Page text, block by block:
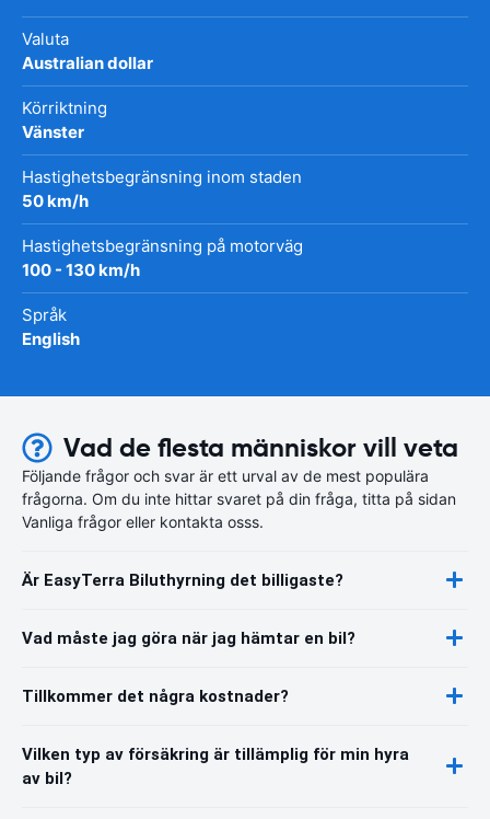
Valuta
Australian dollar
Körriktning
Vänster
Hastighetsbegränsning inom staden
50 km/h
Hastighetsbegränsning på motorväg
100 - 130 km/h
Språk
English
Vad de flesta människor vill veta
Följande frågor och svar är ett urval av de mest populära
frågorna. Om du inte hittar svaret på din fråga, titta på sidan
Vanliga frågor eller kontakta osss.
Är EasyTerra Biluthyrning det billigaste?
Vad måste jag göra när jag hämtar en bil?
Tillkommer det några kostnader?
Vilken typ av försäkring är tillämplig för min hyra
av bil?